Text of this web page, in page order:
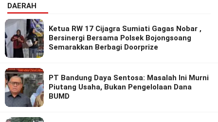
DAERAH
Ketua RW 17 Cijagra Sumiati Gagas Nobar ,
Bersinergi Bersama Polsek Bojongsoang
Semarakkan Berbagi Doorprize
PT Bandung Daya Sentosa: Masalah Ini Murni
Piutang Usaha, Bukan Pengelolaan Dana
BUMD